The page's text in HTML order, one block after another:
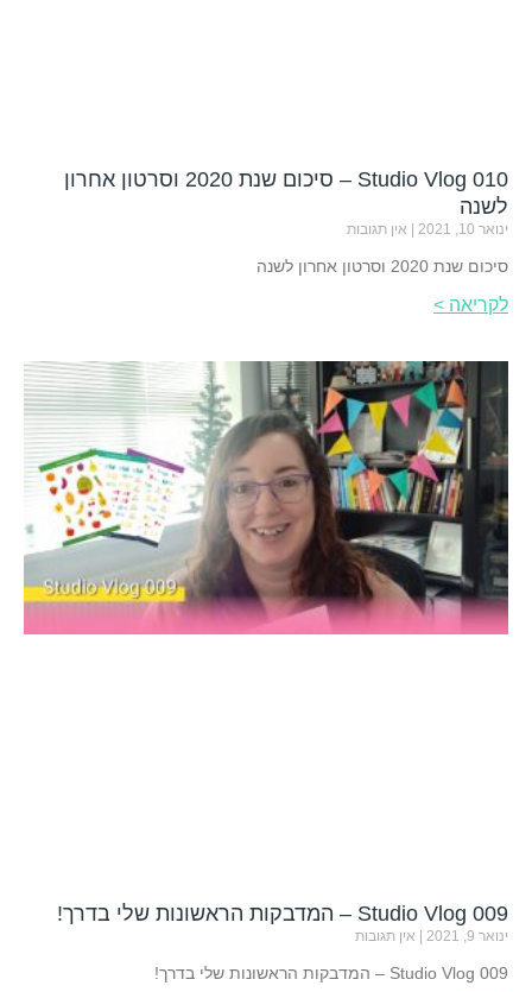
Studio Vlog 010 – סיכום שנת 2020 וסרטון אחרון
לשנה
ינואר 10, 2021 אין תגובות
סיכום שנת 2020 וסרטון אחרון לשנה
לקריאה >
Studio Vlog 009 – המדבקות הראשונות שלי בדרך!
ינואר 9, 2021 אין תגובות
Studio Vlog 009 – המדבקות הראשונות שלי בדרך!